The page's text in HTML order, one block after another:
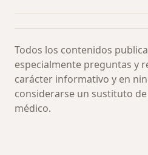
Todos los contenidos
especialmente preguntas y
carácter informativo y en
considerarse un sustituto
médico.